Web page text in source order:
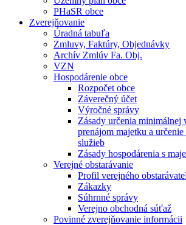
PHaSR obce
Zverejňovanie
Úradná tabuľa
Zmluvy, Faktúry, Objednávky
Archív Zmlúv Fa. Obj.
VZN
Hospodárenie obce
Rozpočet obce
Záverečný účet
Výročné správy
Zásady určenia minimálnej
prenájom majetku a
služieb
Zásady hospodárenia s
Verejné obstarávanie
Profil verejného
Zákazky
Súhrnné správy
Verejno obchodná súťaž
Povinné zverejňovanie informácii